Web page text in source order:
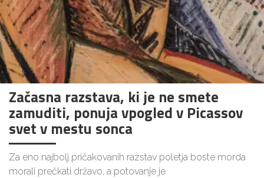
Začasna razstava, ki je ne smete
zamuditi, ponuja vpogled v Picassov
svet v mestu sonca
Za eno najbolj pričakovanih razstav poletja boste morda
morali prečkati državo, a potovanje je